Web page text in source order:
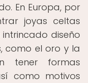
En Europa, por
joyas celtas
diseño
como el oro y la
tener formas
como motivos